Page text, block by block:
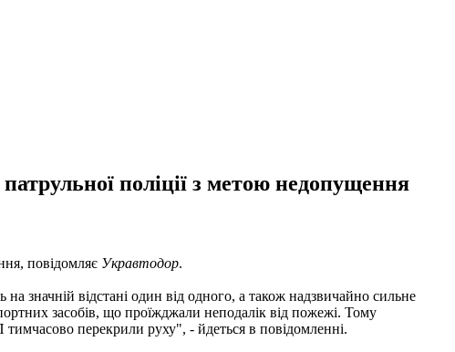
поліції з метою недопущення
повідомляє Укравтодор.
значній відстані один від одного, а також надзвичайно сильне
засобів, що проїжджали неподалік від пожежі. Тому
перекрили руху", - йдеться в повідомленні.